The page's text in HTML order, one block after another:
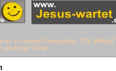
es zu seiner Komposition “Die Moldau”
auch mit Tönen